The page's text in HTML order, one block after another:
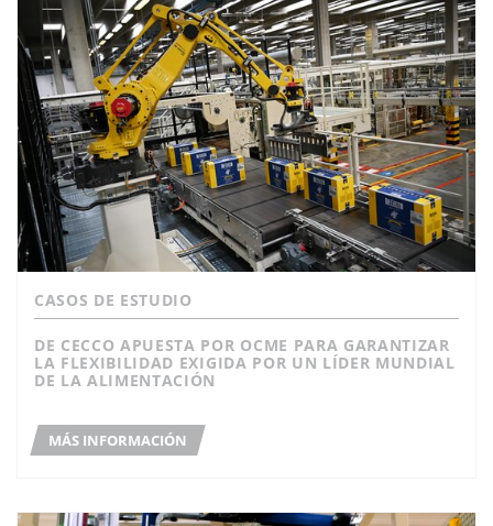
CASOS DE ESTUDIO
DE CECCO APUESTA POR OCME PARA GARANTIZAR
LA FLEXIBILIDAD EXIGIDA POR UN LÍDER MUNDIAL
DE LA ALIMENTACIÓN
MÁS INFORMACIÓN